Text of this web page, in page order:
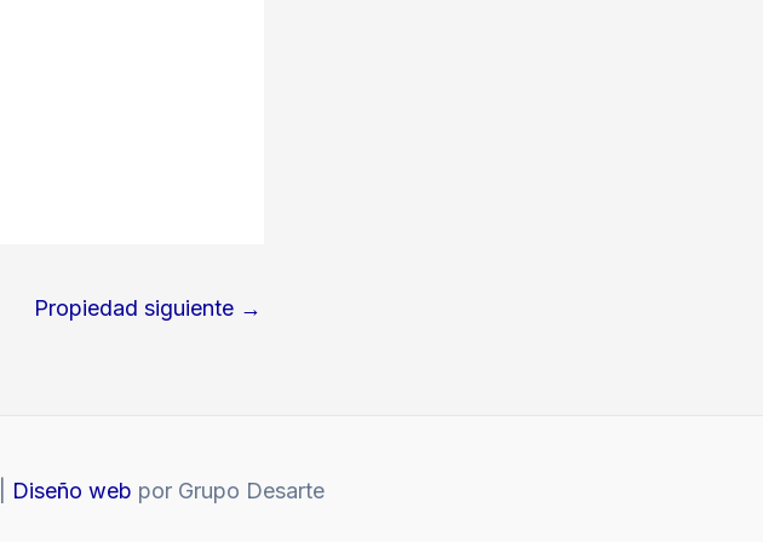
Propiedad siguiente →
Diseño web por Grupo Desarte